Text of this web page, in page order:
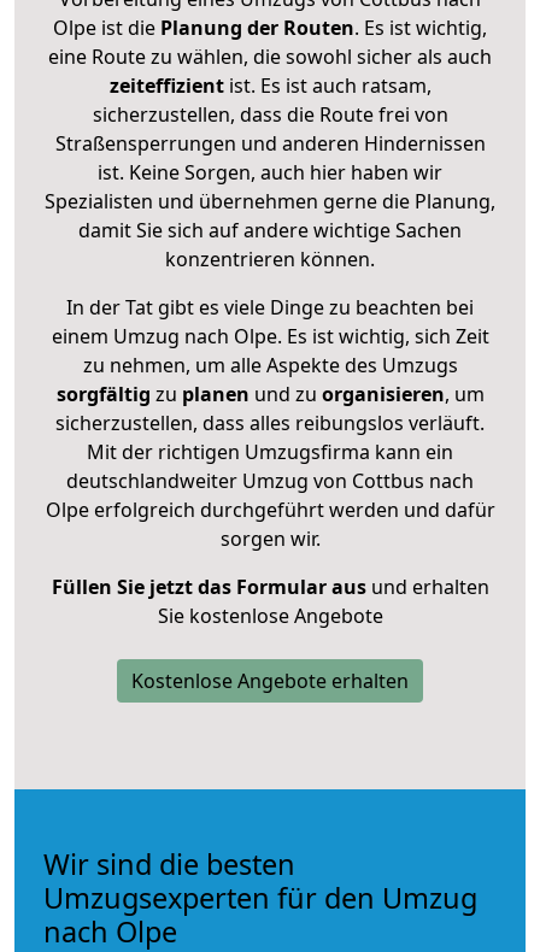
Olpe ist die Planung der Routen. Es ist wichtig,
eine Route zu wählen, die sowohl sicher als auch
zeiteffizientist. Es ist auch ratsam,
sicherzustellen, dass die Route frei von
Straßensperrungen und anderen Hindernissen
ist. Keine Sorgen, auch hier haben wir
Spezialisten und übernehmen gerne die Planung,
damit Sie sich auf andere wichtige Sachen
konzentrieren können.
In der Tat gibt es viele Dinge zu beachten bei
einem Umzug nach Olpe. Es ist wichtig, sich Zeit
zu nehmen, um alle Aspekte des Umzugs
sorgfältig zu planen und zu organisieren, um
sicherzustellen, dass alles reibungslos verläuft.
Mit der richtigen Umzugsfirma kann ein
deutschlandweiter Umzug von Cottbus nach
Olpe erfolgreich durchgeführt werden und dafür
sorgen wir.
Füllen Sie jetzt das Formular ausund erhalten
Sie kostenlose Angebote
Kostenlose Angebote erhalten
Wir sind die besten
Umzugsexperten für den Umzug
nach Olpe